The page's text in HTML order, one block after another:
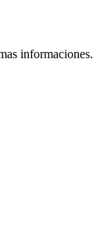
informaciones.